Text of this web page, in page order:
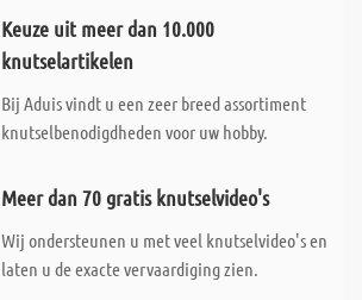
Keuze uit meer dan 10.000
knutselartikelen
Bij Aduis vindt u een zeer breed assortiment
knutselbenodigdheden voor uw hobby.
Meer dan 70 gratis knutselvideo's
Wij ondersteunen u met veel knutselvideo's en
laten u de exacte vervaardiging zien.